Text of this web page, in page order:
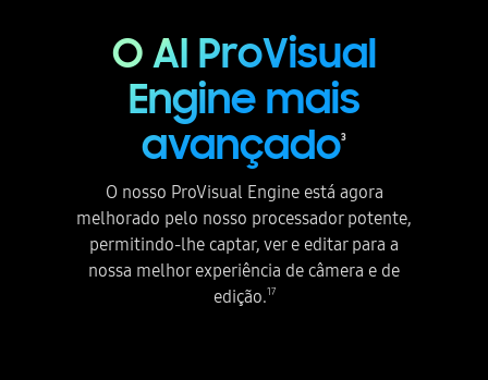
O AI ProVisual
Engine mais
avançado3
O nosso ProVisual Engine está agora
melhorado pelo nosso processador potente,
permitindo-lhe captar, ver e editar para a
nossa melhor experiência de câmera e de
edição.17